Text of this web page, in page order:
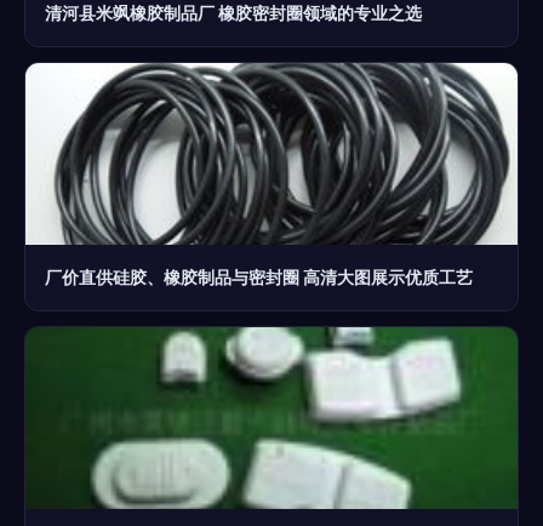
清河县米飒橡胶制品厂 橡胶密封圈领域的专业之选
厂价直供硅胶、橡胶制品与密封圈 高清大图展示优质工艺